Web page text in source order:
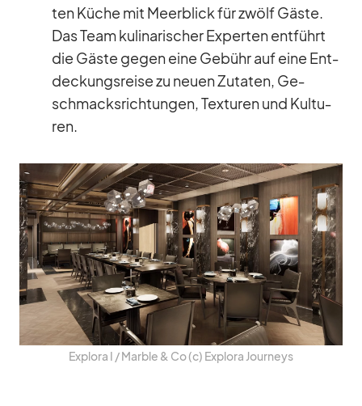
ten Kü­che mit Meer­blick für zwölf Gäste.
Das Team ku­li­na­ri­scher Ex­per­ten ent­führt
die Gäste ge­gen eine Ge­bühr auf eine Ent­
de­ckungs­reise zu neuen Zu­ta­ten, Ge­
schmacks­rich­tun­gen, Tex­tu­ren und Kul­tu­
ren.
Ex­plora I /​ Marble & Co (c) Ex­plora Jour­neys